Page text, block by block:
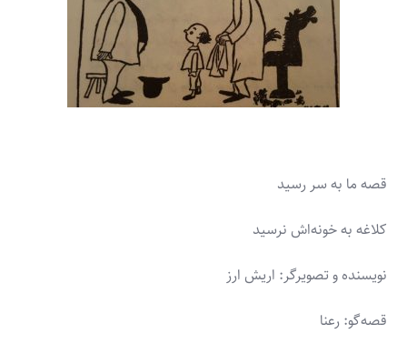
قصه­ ما به سر رسید
کلاغه به خونه‌اش نرسید
نویسنده و تصویرگر: اریش ارز
قصه‌گو: رعنا